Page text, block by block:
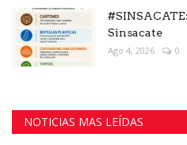
Sinsacate
Ago 4, 2026 0
NOTICIAS MAS LEÍDAS